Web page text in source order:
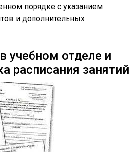
порядке с указанием
и дополнительных
учебном отделе и
расписания занятий